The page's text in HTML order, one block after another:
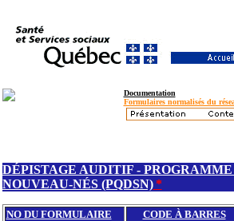
Documentation
Formulaires normalisés du
DÉPISTAGE AUDITIF -
NOUVEAU-NÉS (PQDSN) *
NO DU FORMULAIRE CODE À BARRES